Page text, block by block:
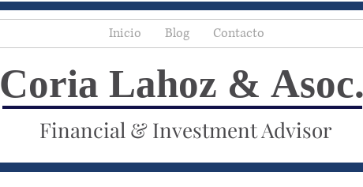
Coria Lahoz &
Financial & Investment Advisor
Inicio Blog Contacto